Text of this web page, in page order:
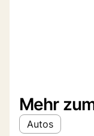
Mehr
Autos